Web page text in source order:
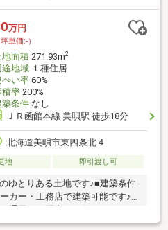
医療施設などがあり、生活環境
があり、複数台分の駐車計画も
ります！お気軽にお問い合わせく
万円
坪単価:-）
地面積271.93m2
途地域１種住居
ぺい率60%
積率200%
築条件なし
ＪＲ函館本線 美唄駅 徒歩18分
北海道美唄市東四条北４
地 即引渡し可
ゆとりある土地です♪■建築条件
カー・工務店で建築可能です♪■
ー・コンビニ・ドラッグストア